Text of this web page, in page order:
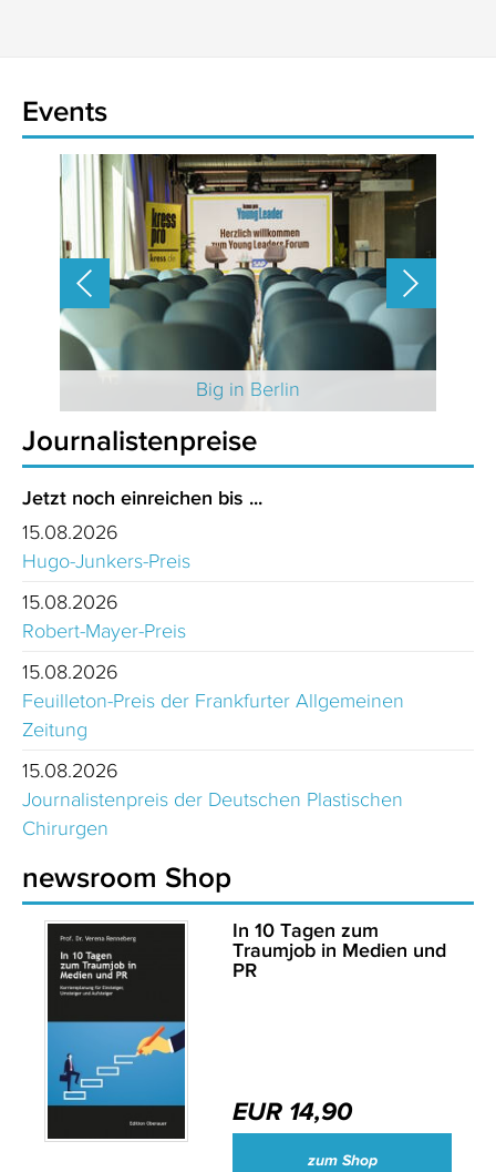
Events
Big in Berlin
Journalistenpreise
Jetzt noch einreichen bis ...
15.08.2026
Hugo-Junkers-Preis
15.08.2026
Robert-Mayer-Preis
15.08.2026
Feuilleton-Preis der Frankfurter Allgemeinen
Zeitung
15.08.2026
Journalistenpreis der Deutschen Plastischen
Chirurgen
newsroom Shop
In 10 Tagen zum
Traumjob in Medien und
PR
EUR 14,90
zum Shop